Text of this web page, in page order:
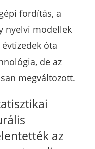
fordítás, a
nyelvi modellek
óta
de az
megváltozott.
az